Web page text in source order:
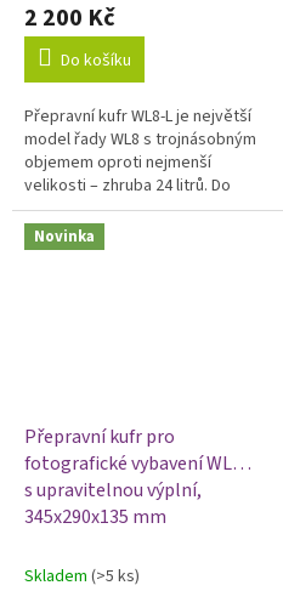
2 200 Kč
Do košíku
Přepravní kufr WL8-L je největší
model řady WL8 s trojnásobným
objemem oproti nejmenší
velikosti – zhruba 24 litrů. Do
molitanové výplně s vytrhávací
mřížkou si vytvoříte lůžka...
Novinka
Přepravní kufr pro
fotografické vybavení WL8-S
s upravitelnou výplní,
345x290x135 mm
Skladem (>5 ks)